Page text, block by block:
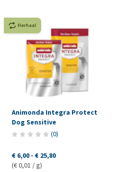
Herhaal
Animonda Integra Protect
Dog Sensitive
(0)
€ 6,00 - € 25,80
(€ 0,01 / g)